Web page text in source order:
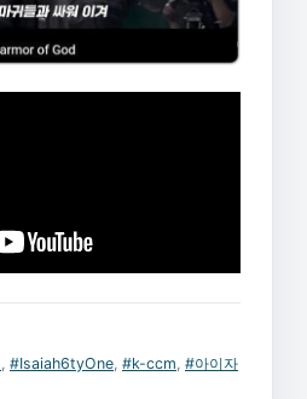
#Isaiah6tyOne #k-ccm #아이자